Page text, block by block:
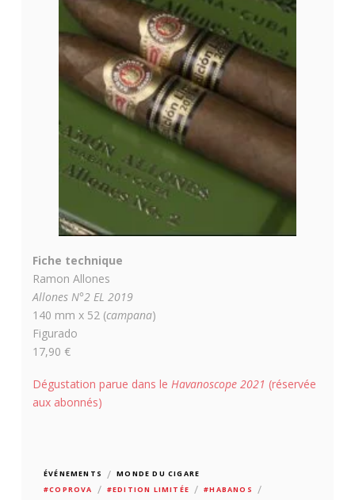
Fiche technique
Ramon Allones
Allones N°2 EL 2019
140 mm x 52 (campana)
Figurado
17,90 €
Dégustation parue dans le Havanoscope 2021 (réservée
aux abonnés)
ÉVÉNEMENTS / MONDE DU CIGARE
#COPROVA
/ #EDITION LIMITÉE / #HABANOS /